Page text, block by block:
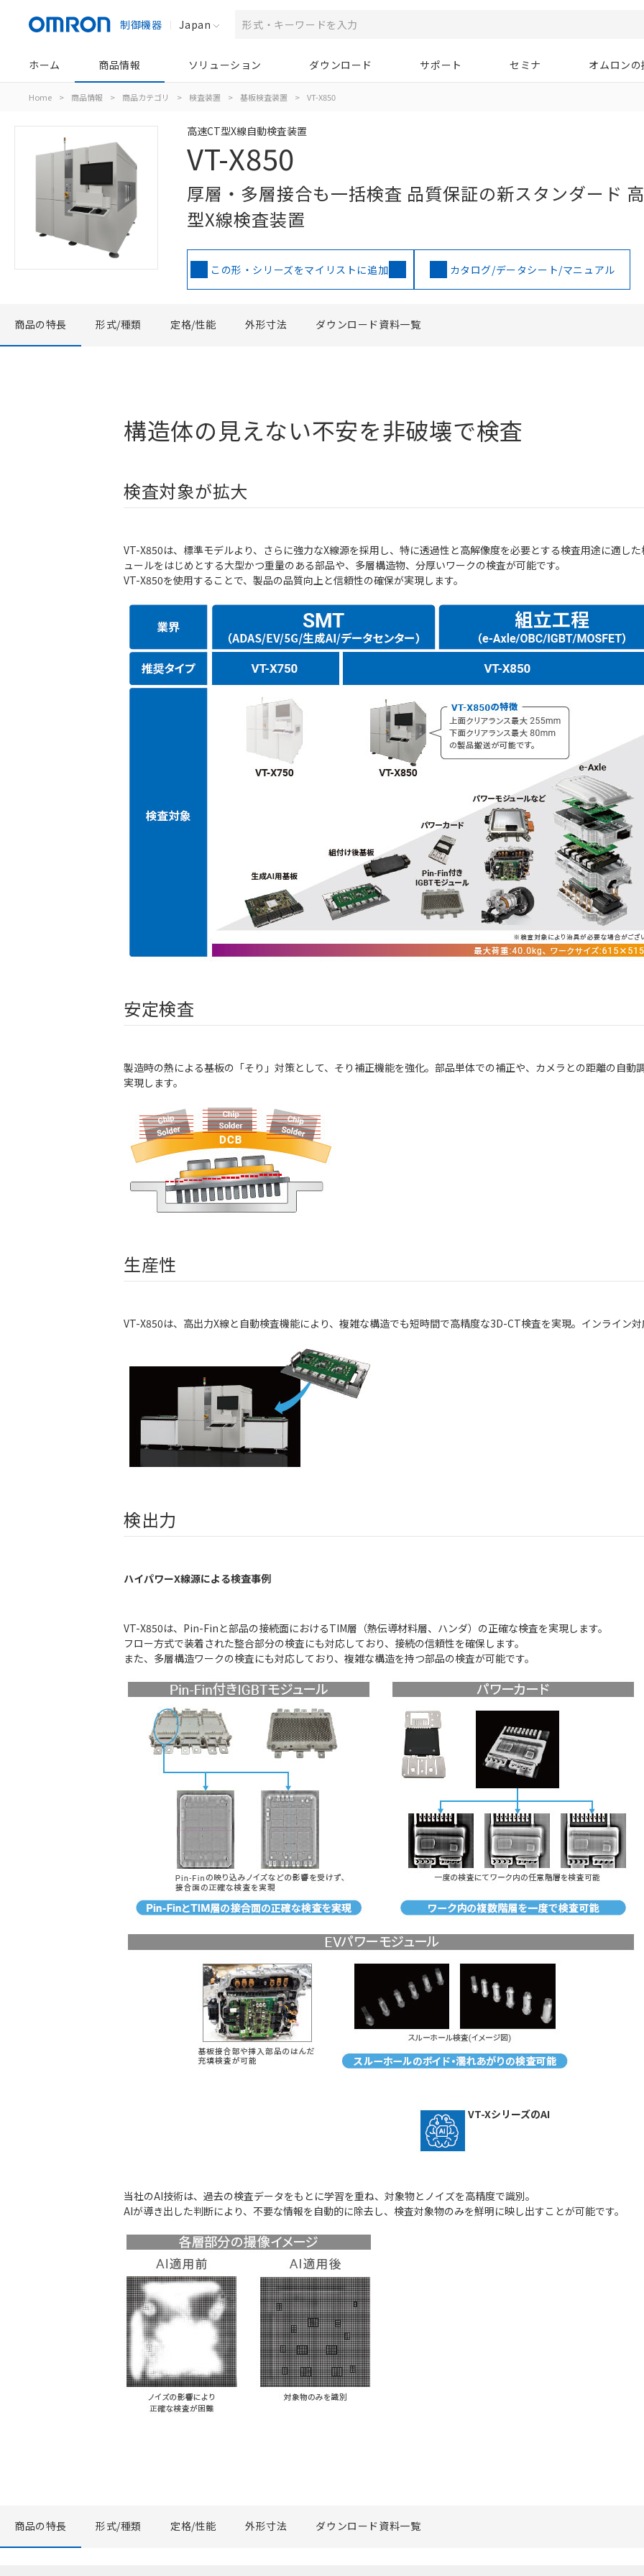
制御機器 Japan
ホーム 商品情報 ソリューション ダウンロード サポート セミナ オムロン
Home > 商品情報 > 商品カテゴリ > 検査装置 > 基板検査装置 > VT-X850
高速CT型X線自動検査装置
VT-X850
厚層・多層接合も一括検査 品質保証の新スタンダード
型X線検査装置
この形・シリーズをマイリストに追加 カタログ/データシート/マニュアル
商品の特長 形式/種類 定格/性能 外形寸法 ダウンロード資料一覧
構造体の見えない不安を非破壊で検査
検査対象が拡大
VT-X850は、標準モデルより、さらに強力なX線源を採用し、特に透過性と高解像度を必要とする検査用途に適し
ュールをはじめとする大型かつ重量のある部品や、多層構造物、分厚いワークの検査が可能です。
VT-X850を使用することで、製品の品質向上と信頼性の確保が実現します。
安定検査
製造時の熱による基板の「そり」対策として、そり補正機能を強化。部品単体での補正や、カメラとの距離の自動
実現します。
生産性
VT-X850は、高出力X線と自動検査機能により、複雑な構造でも短時間で高精度な3D-CT検査を実現。インライン対
検出力
ハイパワーX線源による検査事例
VT-X850は、Pin-Finと部品の接続面におけるTIM層（熱伝導材料層、ハンダ）の正確な検査を実現します。
フロー方式で装着された整合部分の検査にも対応しており、接続の信頼性を確保します。
また、多層構造ワークの検査にも対応しており、複雑な構造を持つ部品の検査が可能です。
VT-XシリーズのAI
当社のAI技術は、過去の検査データをもとに学習を重ね、対象物とノイズを高精度で識別。
AIが導き出した判断により、不要な情報を自動的に除去し、検査対象物のみを鮮明に映し出すことが可能です。
商品の特長 形式/種類 定格/性能 外形寸法 ダウンロード資料一覧